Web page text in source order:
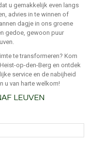
u gemakkelijk even langs
advies in te winnen of
dagje in ons groene
gedoe, gewoon puur
te transformeren? Kom
op-den-Berg en ontdek
service en de nabijheid
u van harte welkom!
LEUVEN